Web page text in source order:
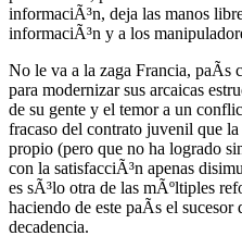
informaciÃ³n, deja las manos
informaciÃ³n y a los
No le va a la zaga Francia, paÃ­s
para modernizar sus arcaicas
de su gente y el temor a un
fracaso del contrato juvenil que
propio (pero que no ha logrado
con la satisfacciÃ³n apenas
es sÃ³lo otra de las mÃºltiples
haciendo de este paÃ­s el
decadencia.